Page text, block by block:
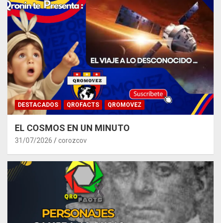
DESTACADOS QROFACTS QROMOVEZ
EL COSMOS EN UN MINUTO
31/07/2026 corozcov